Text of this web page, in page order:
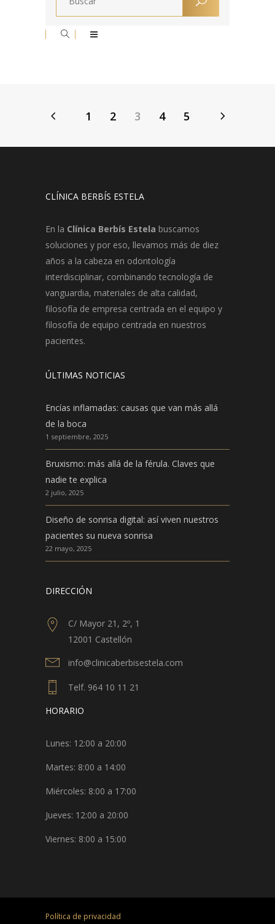
1 2 3 4 5
CLÍNICA BERBÍS ESTELA
En la Clínica Berbís Estela buscamos
soluciones y por eso, llevamos más de diez
años a la cabeza en odontología
interdisciplinar, combinando tecnología de
vanguardia, materiales de alta calidad,
filosofía de empresa centrada en el equipo y
filosofía de equipo centrada en nuestros
pacientes.
ÚLTIMAS NOTICIAS
Encías inflamadas: causas que van más allá
de la boca
1 septiembre, 2025
Bruxismo: más allá de la férula. Claves que
nadie te explica
2 julio, 2025
Diseño de sonrisa digital: así viven nuestros
pacientes su nueva sonrisa
22 mayo, 2025
DIRECCIÓN
C/ Mayor 21, 2º, 1
12001 Castellón
info@clinicaberbisestela.com
Telf. 964 10 11 21
HORARIO
Lunes: 12:00 a 20:00
Martes: 8:00 a 14:00
Miércoles: 8:00 a 17:00
Jueves: 12:00 a 20:00
Viernes: 8:00 a 15:00
Política de privacidad